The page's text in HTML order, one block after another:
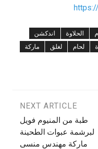
الحلاوة
اندكشن
لحام لغلق
ماركة
NEXT ARTICLE
طبة من المنيوم فويل
لبرشمة عبوات الطحينة
ماركة مهندس منسى